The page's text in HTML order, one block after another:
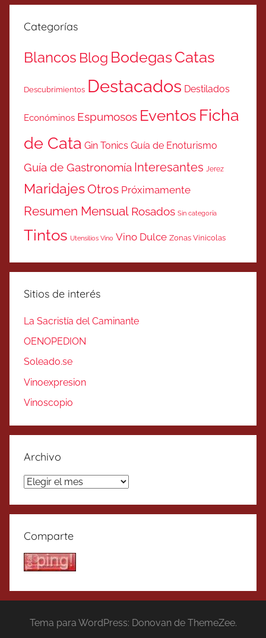
Categorías
Blancos Blog BodegasCatas
Descubrimientos Destacados Destilados
Económinos Espumosos Eventos Ficha
de Cata Gin Tonics Guía de Enoturismo
Guía de Gastronomía Interesantes Jerez
MaridajesOtros Próximamente
Resumen Mensual Rosados Sin categoría
Tintos Utensilios Vino Vino Dulce Zonas Vinicolas
Sitios de interés
La Sacristía del Caminante
OENOPEDION
Soleado.se
Vinoexpresion
Vinoscopio
Archivo
Archivo
Comparte
Tema para WordPress: Donovan de ThemeZee.